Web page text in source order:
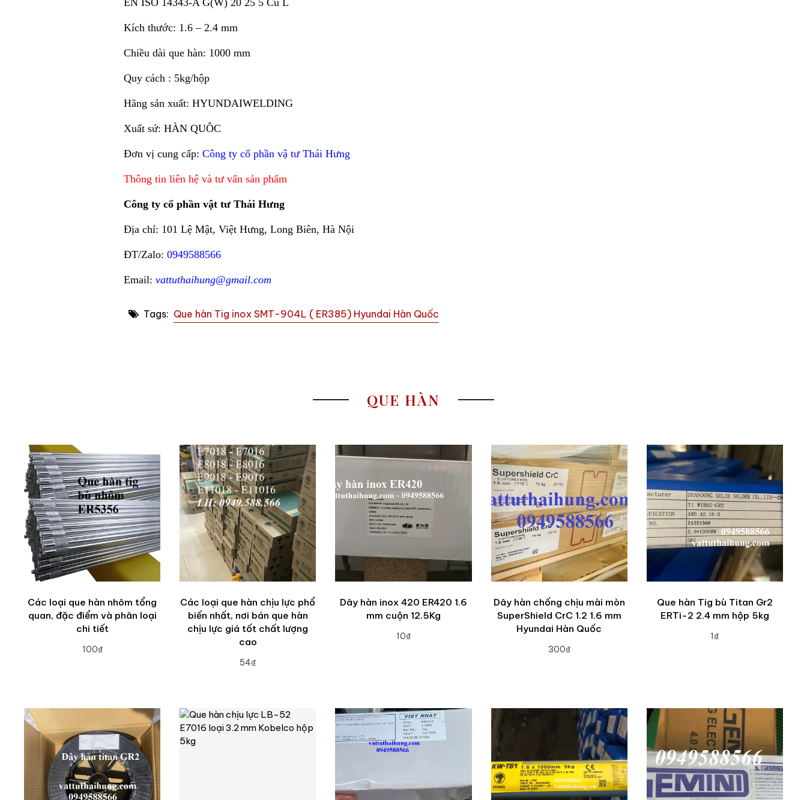
EN ISO 14343-A G(W) 20 25 5 Cu L
Kích thước: 1.6 – 2.4 mm
Chiều dài que hàn: 1000 mm
Quy cách : 5kg/hộp
Hãng sản xuất: HYUNDAIWELDING
Xuất sứ: HÀN QUÔC
Đơn vị cung cấp:Công ty cổ phần vậ tư Thái Hưng
Thông tin liên hệ và tư vấn sản phẩm
Công ty cổ phần vật tư Thái Hưng
Địa chỉ: 101 Lệ Mật, Việt Hưng, Long Biên, Hà Nội
ĐT/Zalo:0949588566
Email:vattuthaihung@gmail.com
Tags: Que hàn Tig inox SMT-904L ( ER385) Hyundai Hàn Quốc
QUE HÀN
Các loại que hàn nhôm tổng
quan, đặc điểm và phân loại
chi tiết
100₫
Các loại que hàn chịu lực phổ
biến nhất, nơi bán que hàn
chịu lực giá tốt chất lượng
cao
54₫
Dây hàn inox 420 ER420 1.6
mm cuộn 12.5Kg
10₫
Dây hàn chống chịu mài mòn
SuperShield CrC 1.2 1.6 mm
Hyundai Hàn Quốc
300₫
Que hàn Tig bù Titan Gr2
ERTi-2 2.4 mm hộp 5kg
1₫